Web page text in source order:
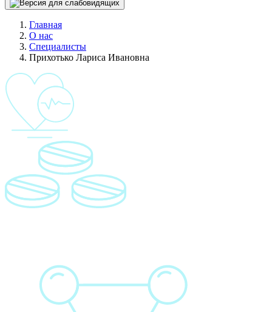
Главная
О нас
Специалисты
Прихотько Лариса Ивановна